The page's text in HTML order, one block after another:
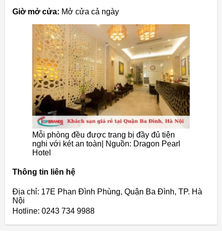
Giờ mở cửa: Mở cửa cả ngày
Mỗi phòng đều được trang bị đầy đủ tiện
nghi với két an toàn| Nguồn: Dragon Pearl
Hotel
Thông tin liên hệ
Địa chỉ: 17E Phan Đình Phùng, Quận Ba Đình, TP. Hà
Nội
Hotline: 0243 734 9988